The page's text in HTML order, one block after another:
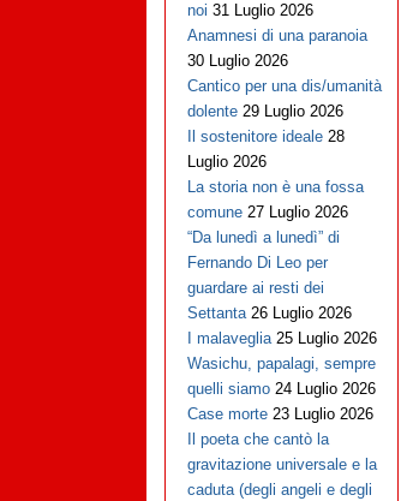
noi 31 Luglio 2026
Anamnesi di una paranoia
30 Luglio 2026
Cantico per una dis/umanità
dolente 29 Luglio 2026
Il sostenitore ideale 28
Luglio 2026
La storia non è una fossa
comune 27 Luglio 2026
“Da lunedì a lunedì” di
Fernando Di Leo per
guardare ai resti dei
Settanta 26 Luglio 2026
I malaveglia 25 Luglio 2026
Wasichu, papalagi, sempre
quelli siamo 24 Luglio 2026
Case morte 23 Luglio 2026
Il poeta che cantò la
gravitazione universale e la
caduta (degli angeli e degli